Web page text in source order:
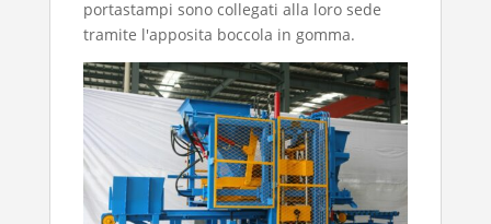
portastampi sono collegati alla loro sede
tramite l'apposita boccola in gomma.